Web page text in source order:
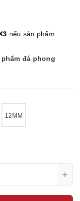
nếu sản phẩm
đá phong
12MM
+